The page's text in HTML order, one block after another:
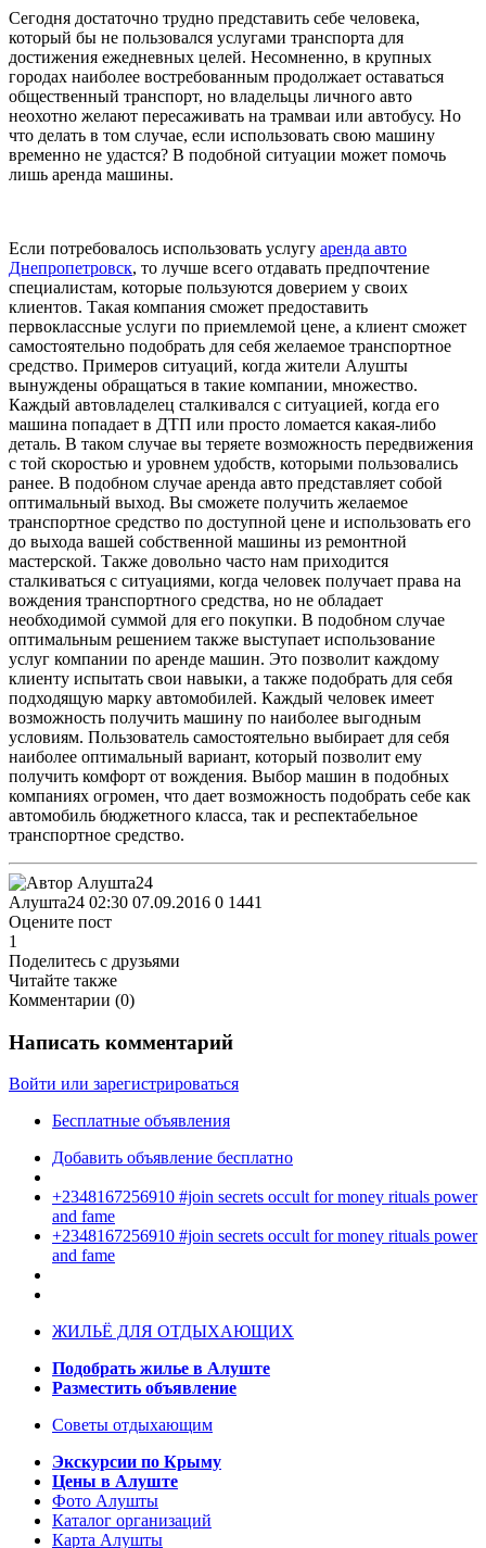
Сегодня достаточно трудно представить себе человека,
который бы не пользовался услугами транспорта для
достижения ежедневных целей. Несомненно, в крупных
городах наиболее востребованным продолжает оставаться
общественный транспорт, но владельцы личного авто
неохотно желают пересаживать на трамваи или автобусу. Но
что делать в том случае, если использовать свою машину
временно не удастся? В подобной ситуации может помочь
лишь аренда машины.
Если потребовалось использовать услугу аренда авто
Днепропетровск, то лучше всего отдавать предпочтение
специалистам, которые пользуются доверием у своих
клиентов. Такая компания сможет предоставить
первоклассные услуги по приемлемой цене, а клиент сможет
самостоятельно подобрать для себя желаемое транспортное
средство. Примеров ситуаций, когда жители Алушты
вынуждены обращаться в такие компании, множество.
Каждый автовладелец сталкивался с ситуацией, когда его
машина попадает в ДТП или просто ломается какая-либо
деталь. В таком случае вы теряете возможность передвижения
с той скоростью и уровнем удобств, которыми пользовались
ранее. В подобном случае аренда авто представляет собой
оптимальный выход. Вы сможете получить желаемое
транспортное средство по доступной цене и использовать его
до выхода вашей собственной машины из ремонтной
мастерской. Также довольно часто нам приходится
сталкиваться с ситуациями, когда человек получает права на
вождения транспортного средства, но не обладает
необходимой суммой для его покупки. В подобном случае
оптимальным решением также выступает использование
услуг компании по аренде машин. Это позволит каждому
клиенту испытать свои навыки, а также подобрать для себя
подходящую марку автомобилей. Каждый человек имеет
возможность получить машину по наиболее выгодным
условиям. Пользователь самостоятельно выбирает для себя
наиболее оптимальный вариант, который позволит ему
получить комфорт от вождения. Выбор машин в подобных
компаниях огромен, что дает возможность подобрать себе как
автомобиль бюджетного класса, так и респектабельное
транспортное средство.
Алушта24 02:30 07.09.2016 0 1441
Оцените пост
1
Поделитесь с друзьями
Читайте также
Комментарии (0)
Написать комментарий
Войти или зарегистрироваться
Бесплатные объявления
Добавить объявление бесплатно
+2348167256910 #join secrets occult for money rituals power
and fame
+2348167256910 #join secrets occult for money rituals power
and fame
ЖИЛЬЁ ДЛЯ ОТДЫХАЮЩИХ
Подобрать жилье в Алуште
Разместить объявление
Советы отдыхающим
Экскурсии по Крыму
Цены в Алуште
Фото Алушты
Каталог организаций
Карта Алушты